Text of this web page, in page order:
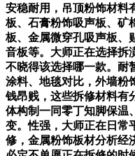
安稳耐用，吊顶粉饰材料
板、石膏粉饰吸声板、矿
板、金属微穿孔吸声板、
音板等。大师正在选择拆
不晓得该选择哪一款。耐
涂料、地毯对比，外墙粉
钱昂贱，这些拆修材料有
体构制一同零丁知脚保温
变。性强，大师正在日常
修，金属粉饰板材分析经